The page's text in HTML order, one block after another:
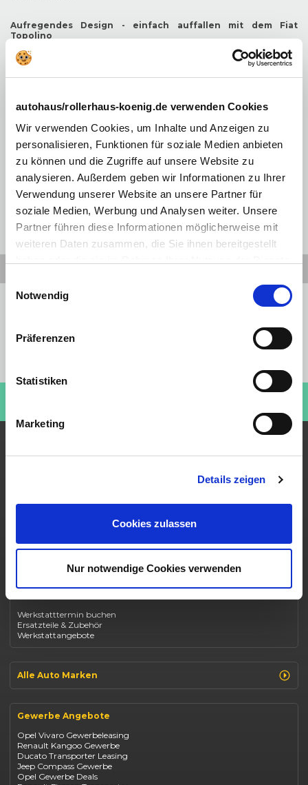
autohaus/rollerhaus-koenig.de verwenden Cookies
Wir verwenden Cookies, um Inhalte und Anzeigen zu
personalisieren, Funktionen für soziale Medien anbieten
zu können und die Zugriffe auf unsere Website zu
analysieren. Außerdem geben wir Informationen zu Ihrer
Verwendung unserer Website an unsere Partner für
soziale Medien, Werbung und Analysen weiter. Unsere
Partner führen diese Informationen möglicherweise mit
weiteren Daten zusammen, die Sie ihnen bereitgestellt
Cookies, wenn Sie unsere Webseite weiterhin nutzen.
Einwilligungsauswahl
Notwendig
Präferenzen
Statistiken
Marketing
Details zeigen
Cookies zulassen
Nur notwendige Cookies verwenden
Aufregendes Design - einfach auffallen mit dem Fiat
Topolino
Topolino doch immer wieder das Design in den Mittelpunkt. Das
Leichtfahrzeug mit zwei Sitzen fällt auf, hierfür sorgt die fröhliche,
einzigartige Gestaltung. Sowohl innen als auch außen dominieren
Topolino im Übrigen in allen Varianten mit an Bord. Je nach gewählter
Innenraum oder ein Rollverdeck (Dolcevita). Mit diesem können Sie Ihre
Fahrten an der frischen Luft noch einmal deutlich mehr genießen. Und
mit praktischem Zubehör lassen sich die Talente noch einmal deutlich
erweitern. Im Shop stehen hierfür etwa ein Gepäckträger, Fußmatten
oder ein Sonnenschutzdach zur Verfügung. Besonders praktisch: Eine
Smartphone-Halterung gehört zur Serienausstattung des Fiat Topolino.
Preiswahrheit
Ohne Anzahlung
Auto Topdeals
Renault Captur
Fiat 500
Dacia Duster
Dacia Sandero
Jeep Compass
Suzuki Vitara
Suzuki Swift
Mazda CX-30
Werkstatttermin buchen
Ersatzteile & Zubehör
Werkstattangebote
Alle Auto Marken
Opel
Fiat
Jeep
Suzuki
BYD
Kia
Mazda
Gewerbe Angebote
Opel Vivaro Gewerbeleasing
Renault Kangoo Gewerbe
Ducato Transporter Leasing
Jeep Compass Gewerbe
Opel Gewerbe Deals